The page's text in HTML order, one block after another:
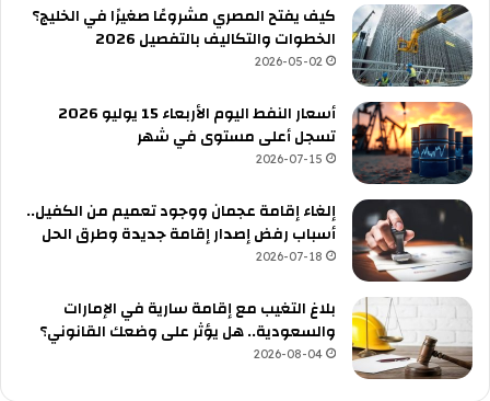
كيف يفتح المصري مشروعًا صغيرًا في الخليج؟
الخطوات والتكاليف بالتفصيل 2026
2026-05-02
أسعار النفط اليوم الأربعاء 15 يوليو 2026
تسجل أعلى مستوى في شهر
2026-07-15
إلغاء إقامة عجمان ووجود تعميم من الكفيل..
أسباب رفض إصدار إقامة جديدة وطرق الحل
2026-07-18
بلاغ التغيب مع إقامة سارية في الإمارات
والسعودية.. هل يؤثر على وضعك القانوني؟
2026-08-04